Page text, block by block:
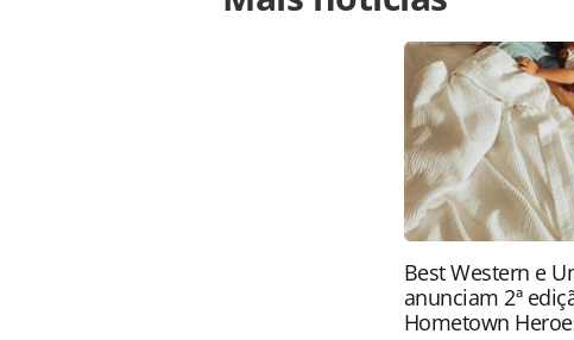
com-agentes-em-sao-paulo-veja-
página. Todo o conteúdo produzido
brasileira sobre direito autoral. Não
PANROTAS Editora
Best Western e
anunciam 2ª
Hometown